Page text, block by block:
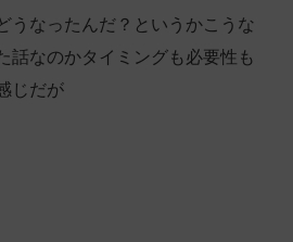
うなったんだ？というかこうな
話なのかタイミングも必要性も
じだが